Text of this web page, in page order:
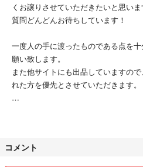
くお譲りさせていただきたいと思いま
質問どんどんお待ちしています！
一度人の手に渡ったものである点を
願い致します。
また他サイトにも出品していますの
れた方を優先とさせていただきま
また土日を挟む場合は郵便局発送の
コメント